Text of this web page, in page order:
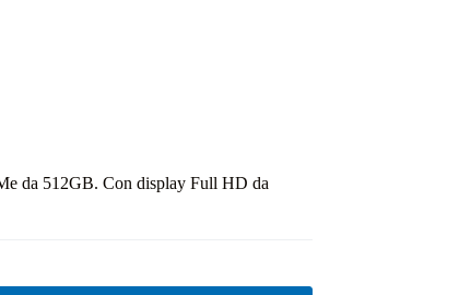
da 512GB. Con display Full HD da